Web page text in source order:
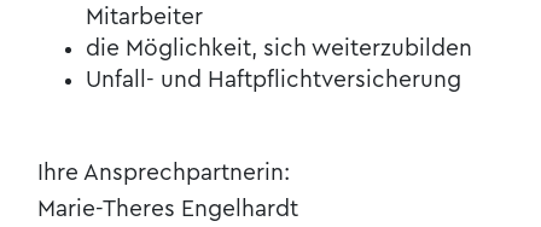
Mitarbeiter
die Möglichkeit, sich weiterzubilden
Unfall- und Haftpflichtversicherung
Ihre Ansprechpartnerin:
Marie-Theres Engelhardt